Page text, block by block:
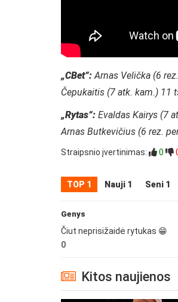
„CBet“: Arnas Velička (6
Čepukaitis (7 atk. kam.) 11
„Rytas“: Evaldas Kairys (7
Arnas Butkevičius (6 rez.
Straipsnio įvertinimas: 0
TOP 1 Nauji 1 Seni 1
Genys
Čiut neprisižaidė rytukas 😁
0
Kitos naujienos